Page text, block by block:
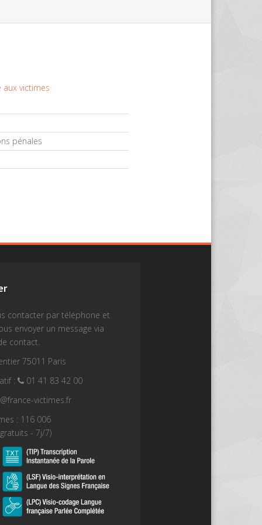
victimes
pénales
contacter par téléphone et
envoyer un message via
contact.
75011 Paris
:
01 41 83 42 00
victimes.fr
: 116 006
- 7j/7)